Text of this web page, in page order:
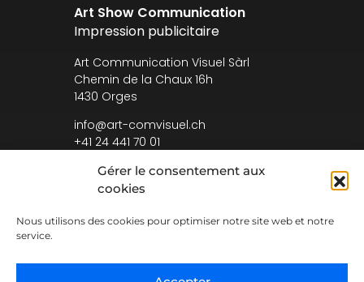
Gérer le consentement aux
cookies
Nous utilisons des cookies pour optimiser notre site web et notre
service.
Art Show Communication
Impression publicitaire
Art Communication Visuel Sàrl
Chemin de la Chaux 16h
1430 Orges
info@art-comvisuel.ch
+41 24 441 70 01
Conditions générales